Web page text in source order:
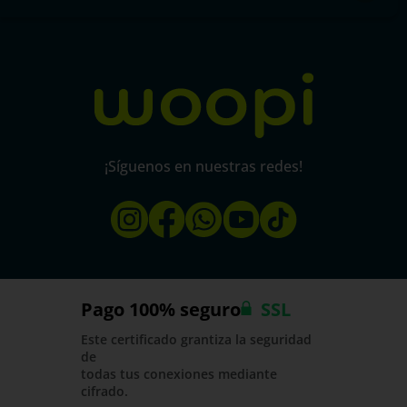
¡Síguenos en nuestras redes!
Pago 100% seguro SSL
Este certificado grantiza la seguridad
de
todas tus conexiones mediante
cifrado.